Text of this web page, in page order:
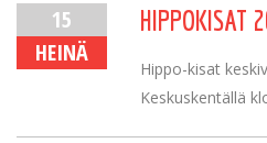
15
HEINÄ
HIPPOKISAT
Hippo-kisat
Keskuskentällä